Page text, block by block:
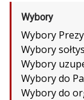
Wybory
Wybory
Wybory
Wybory
Wybory do
Wybory do